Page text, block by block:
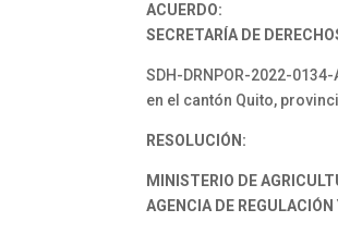
ACUERDO:
SECRETARÍA DE
SDH-DRNPOR-2022-
en el cantón Quito,
RESOLUCIÓN:
MINISTERIO DE
AGENCIA DE